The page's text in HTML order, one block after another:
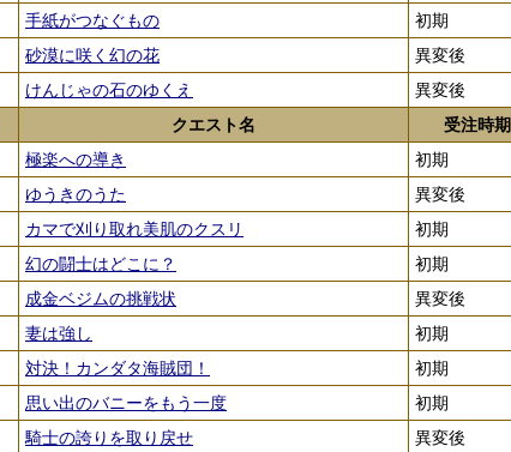
手紙がつなぐもの
初期
砂漠に咲く幻の花
異変後
けんじゃの石のゆくえ
異変後
クエスト名
受注時期
極楽への導き
初期
ゆうきのうた
異変後
カマで刈り取れ美肌のクスリ
初期
幻の闘士はどこに？
初期
成金ベジムの挑戦状
異変後
妻は強し
初期
対決！カンダタ海賊団！
初期
思い出のバニーをもう一度
初期
騎士の誇りを取り戻せ
異変後